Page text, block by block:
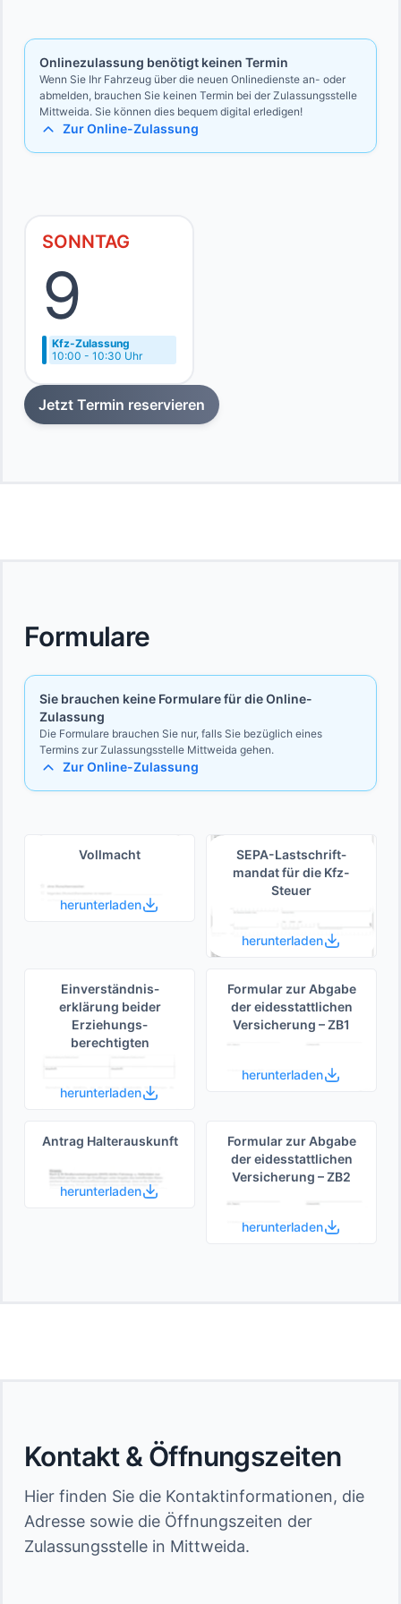
Onlinezulassung benötigt keinen Termin
Wenn Sie Ihr Fahrzeug über die neuen Onlinedienste an- oder
abmelden, brauchen Sie keinen Termin bei der Zulassungsstelle
Mittweida. Sie können dies bequem digital erledigen!
Zur Online-Zulassung
SONNTAG
9
Kfz-Zulassung
10:00 - 10:30 Uhr
Jetzt Termin reservieren
Formulare
Sie brauchen keine Formulare für die Online-
Zulassung
Die Formulare brauchen Sie nur, falls Sie bezüglich eines
Termins zur Zulassungsstelle Mittweida gehen.
Zur Online-Zulassung
Vollmacht
herunterladen
SEPA-Lastschrift­
mandat für die Kfz-
Steuer
herunterladen
Einverständnis­
erklärung beider
Erziehungs­
berechtigten
herunterladen
Formular zur Abgabe
der eides­stattlichen
Versicherung – ZB1
herunterladen
Antrag Halterauskunft
herunterladen
Formular zur Abgabe
der eides­stattlichen
Versicherung – ZB2
herunterladen
Kontakt & Öffnungszeiten
Hier finden Sie die Kontaktinformationen, die
Adresse sowie die Öffnungszeiten der
Zulassungsstelle in Mittweida.